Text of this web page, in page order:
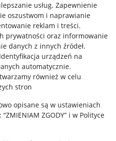
usług. Zapewnienie
oszustwom i naprawianie
reklam i treści.
prywatności oraz informowanie
danych z innych źródeł.
Identyfikacja urządzeń na
automatycznie.
również w celu
stron
opisane są w ustawieniach
ZGODY” i w Polityce
Cyfrowych